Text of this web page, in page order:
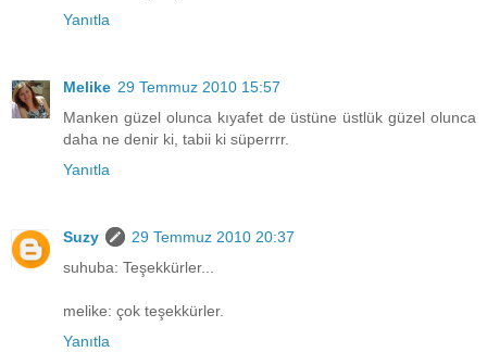
Yanıtla
Melike 29 Temmuz 2010 15:57
Manken güzel olunca kıyafet de üstüne üstlük güzel olunca
daha ne denir ki, tabii ki süperrrr.
Yanıtla
Suzy
29 Temmuz 2010 20:37
suhuba: Teşekkürler...
melike: çok teşekkürler.
Yanıtla